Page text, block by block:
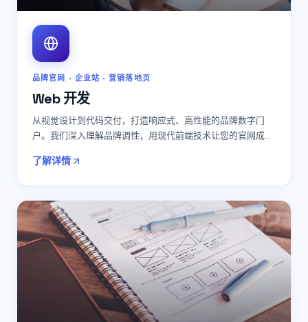
品牌官网 · 企业站 · 营销落地页
Web 开发
从视觉设计到代码交付，打造响应式、高性能的品牌数字门
户。我们深入理解品牌调性，用现代前端技术让您的官网成为
了解详情
02